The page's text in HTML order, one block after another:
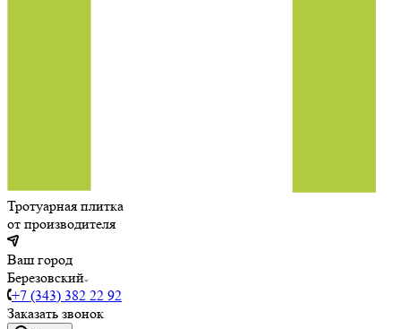
Тротуарная плитка
от производителя
Ваш город
Березовский
+7 (343) 382 22 92
Заказать звонок